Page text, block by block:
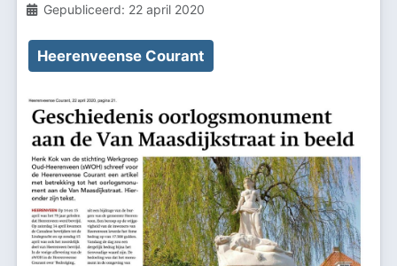
Details
Gepubliceerd: 22 april 2020
Heerenveense Courant